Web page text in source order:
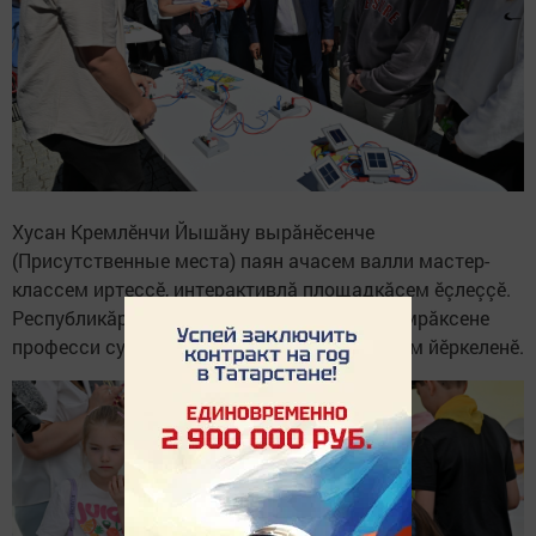
Хусан Кремлӗнчи Йышăну вырăнӗсенче
(Присутственные места) паян ачасем валли мастер-
классем иртеççӗ, интерактивлă площадкăсем ӗçлеççӗ.
Республикăри предприятисем ачасемпе çамрăксене
професси суйлама пулăшас енӗпе калаçусем йӗркеленӗ.